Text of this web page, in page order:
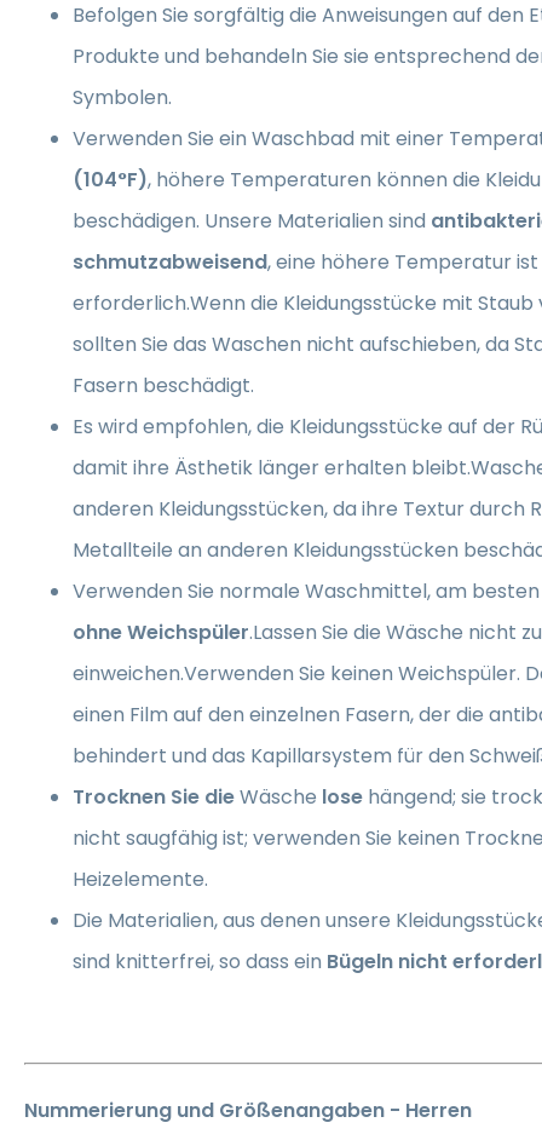
Befolgen Sie sorgfältig die Anweisungen auf den
Produkte und behandeln Sie sie entsprechend
Symbolen.
Verwenden Sie ein Waschbad mit einer
(104°F), höhere Temperaturen können die
beschädigen. Unsere Materialien sind
schmutzabweisend, eine höhere Temperatur
erforderlich.Wenn die Kleidungsstücke mit
sollten Sie das Waschen nicht aufschieben, da
Fasern beschädigt.
Es wird empfohlen, die Kleidungsstücke auf der
damit ihre Ästhetik länger erhalten
anderen Kleidungsstücken, da ihre Textur durch
Metallteile an anderen Kleidungsstücken
Verwenden Sie normale Waschmittel, am
ohne Weichspüler.Lassen Sie die Wäsche nicht
einweichen.Verwenden Sie keinen Weichspüler.
einen Film auf den einzelnen Fasern, der die
behindert und das Kapillarsystem für den
Trocknen Sie dieWäsche lose hängend; sie
nicht saugfähig ist; verwenden Sie keinen
Heizelemente.
Die Materialien, aus denen unsere
sind knitterfrei, so dass ein Bügeln nicht
Nummerierung und Größenangaben - Herren